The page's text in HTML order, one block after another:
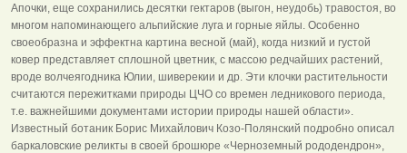
Апочки, еще сохранились десятки гектаров (выгон, неудобь) травостоя, во
многом напоминающего альпийские луга и горные яйлы. Особенно
своеобразна и эффектна картина весной (май), когда низкий и густой
ковер представляет сплошной цветник, с массою редчайших растений,
вроде волчеягодника Юлии, шиверекии и др. Эти клочки растительности
считаются пережитками природы ЦЧО со времен ледникового периода,
т.е. важнейшими документами истории природы нашей области».
Известный ботаник Борис Михайлович Козо-Полянский подробно описал
баркаловские реликты в своей брошюре «Черноземный рододендрон»,